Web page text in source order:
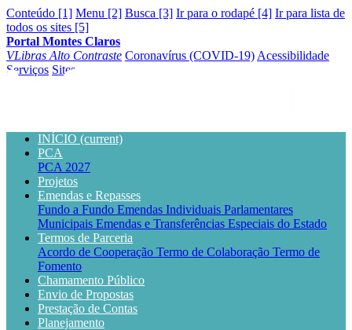
Conteúdo [1] Menu [2] Busca [3] Ir para o rodapé [4] Ir para lista de
todos os sites [5]
Portal Montes Claros
VLibras Alto Contraste Coronavírus (COVID-19) Acessibilidade
Serviços Sites
INÍCIO (current)
PCA
PCA 2027
Projetos
Emendas e Repasses
Fundo a Fundo Emendas Individuais Parlamentares
Municipais Emendas e Transferências Especiais do Estado
Termos de Parceria
Acordo de Cooperação Termo de Colaboração Termo de
Fomento
Chamamento Público
Envio de Propostas
Prestação de Contas
Planejamento